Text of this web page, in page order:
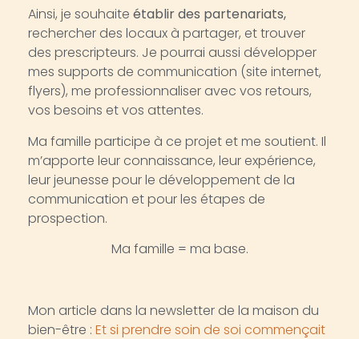
Ainsi, je souhaite établir des partenariats,
rechercher des locaux à partager, et trouver
des prescripteurs. Je pourrai aussi développer
mes supports de communication (site internet,
flyers), me professionnaliser avec vos retours,
vos besoins et vos attentes.
Ma famille participe à ce projet et me soutient. Il
m’apporte leur connaissance, leur expérience,
leur jeunesse pour le développement de la
communication et pour les étapes de
prospection.
Ma famille = ma base.
Mon article dans la newsletter de la maison du
bien-être : Et si prendre soin de soi commençait